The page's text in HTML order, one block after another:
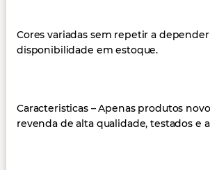
Cores variadas sem repetir a
disponibilidade em estoque.
Caracteristicas – Apenas produtos
revenda de alta qualidade, testados e